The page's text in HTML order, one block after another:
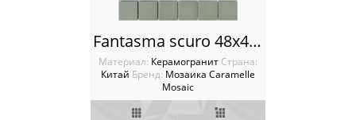
Fantasma scuro 48х48х6 Caramelle mosaic L’Universo
Материал: Керамогранит Cтрана:
Китай Бренд: Мозаика Caramelle
Mosaic